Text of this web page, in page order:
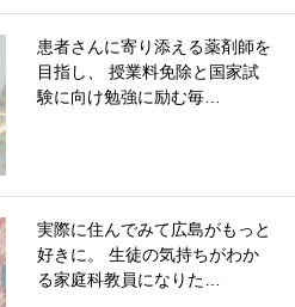
患者さんに寄り添える薬剤師を
目指し、 授業料免除と国家試
験に向け勉強に励む毎…
実際に住んでみて広島がもっと
好きに。 生徒の気持ちがわか
る家庭科教員になりた…